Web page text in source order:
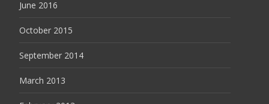
June 2016
October 2015
September 2014
March 2013